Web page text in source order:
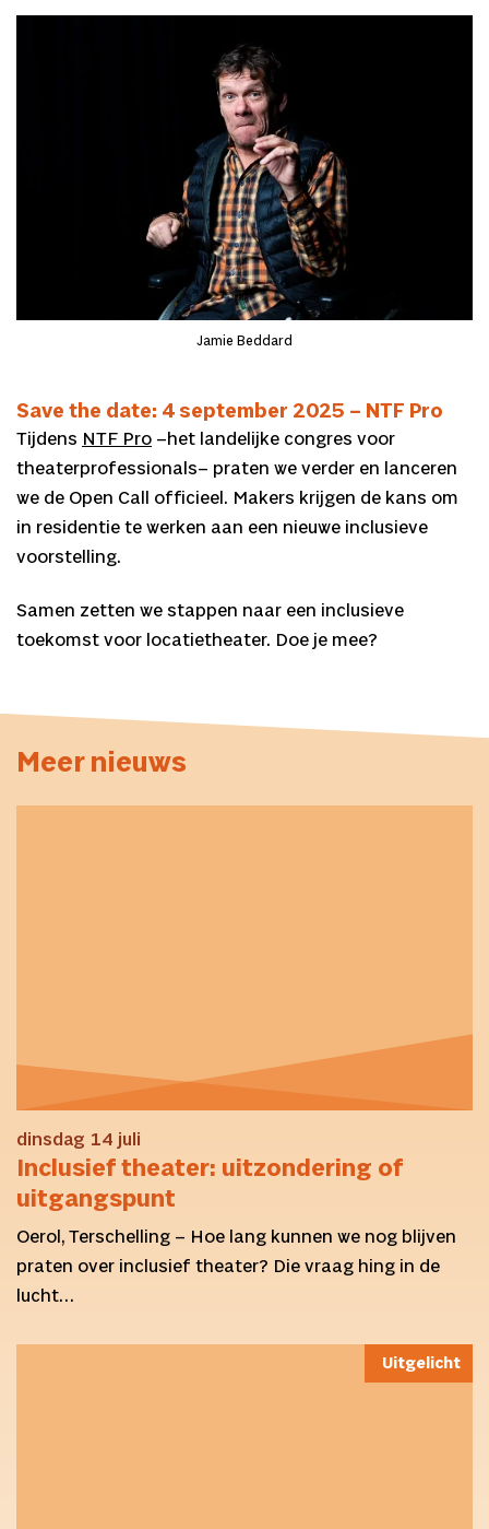
Jamie Beddard
Save the date: 4 september 2025 – NTF Pro
Tijdens NTF Pro –het landelijke congres voor
theaterprofessionals– praten we verder en lanceren
we de Open Call officieel. Makers krijgen de kans om
in residentie te werken aan een nieuwe inclusieve
voorstelling.
Samen zetten we stappen naar een inclusieve
toekomst voor locatietheater. Doe je mee?
Meer nieuws
dinsdag 14 juli
Inclusief theater: uitzondering of
uitgangspunt
Oerol, Terschelling – Hoe lang kunnen we nog blijven
praten over inclusief theater? Die vraag hing in de
lucht…
Uitgelicht